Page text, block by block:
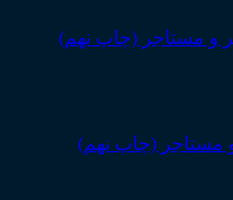
مستاجر (چاپ نهم)